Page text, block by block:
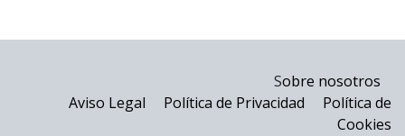
Sobre nosotros
Aviso Legal
Política de Privacidad
Política de
Cookies